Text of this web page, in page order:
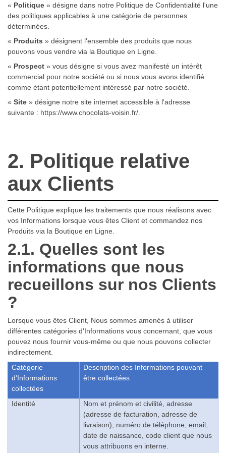
« Politique » désigne dans notre Politique de Confidentialité l'une
des politiques applicables à une catégorie de personnes
déterminées.
« Produits » désignent l'ensemble des produits que nous
pouvons vous vendre via la Boutique en Ligne.
« Prospect » vous désigne si vous avez manifesté un intérêt
commercial pour notre société ou si nous vous avons identifié
comme étant potentiellement intéressé par notre société.
« Site » désigne notre site internet accessible à l'adresse
suivante : https://www.chocolats-voisin.fr/
2. Politique relative
aux Clients
Cette Politique explique les traitements que nous réalisons avec
vos Informations lorsque vous êtes Client et commandez nos
Produits via la Boutique en Ligne.
2.1. Quelles sont les
informations que nous
recueillons sur nos Clients
?
Lorsque vous êtes Client, Nous sommes amenés à utiliser
différentes catégories d'Informations vous concernant, que vous
pouvez nous fournir vous-même ou que nous pouvons collecter
indirectement.
Catégorie
d'Informations
collectées
Description des Informations pouvant
être collectées
Identité
Nom et prénom et civilité, adresse
(adresse de facturation, adresse de
livraison), numéro de téléphone, email,
date de naissance, code client que nous
vous attribuons en interne.